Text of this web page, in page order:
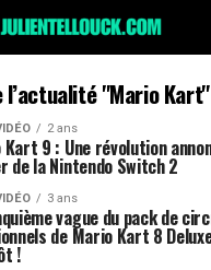
l’actualité "Mario Kart"
2 ans
Kart 9 : Une révolution
de la Nintendo Switch 2
3 ans
vague du pack de
de Mario Kart 8
!